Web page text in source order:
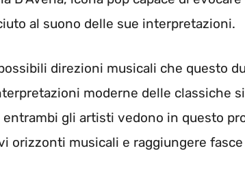
al suono delle sue interpretazioni.
direzioni musicali che questo
moderne delle classiche
gli artisti vedono in questo
orizzonti musicali e raggiungere fasce